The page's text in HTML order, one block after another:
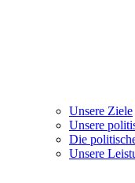
Unsere Ziele
Unsere
Die
Unsere